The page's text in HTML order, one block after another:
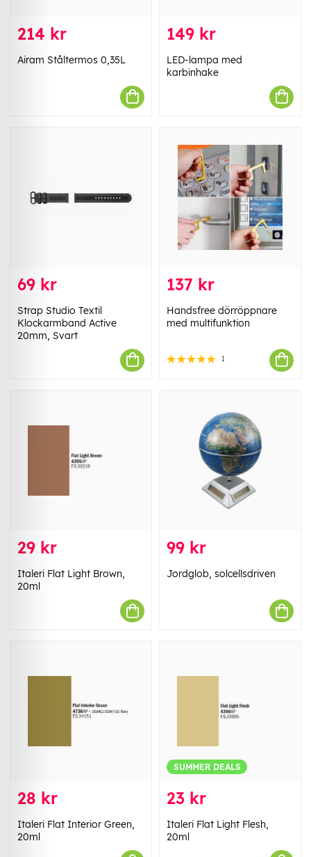
214 kr
Airam Ståltermos 0,35L
149 kr
LED-lampa med
karbinhake
69 kr
Strap Studio Textil
Klockarmband Active
20mm, Svart
137 kr
Handsfree dörröppnare
med multifunktion
1
29 kr
Italeri Flat Light Brown,
20ml
99 kr
Jordglob, solcellsdriven
28 kr
Italeri Flat Interior Green,
20ml
SUMMER DEALS
23 kr
Italeri Flat Light Flesh,
20ml